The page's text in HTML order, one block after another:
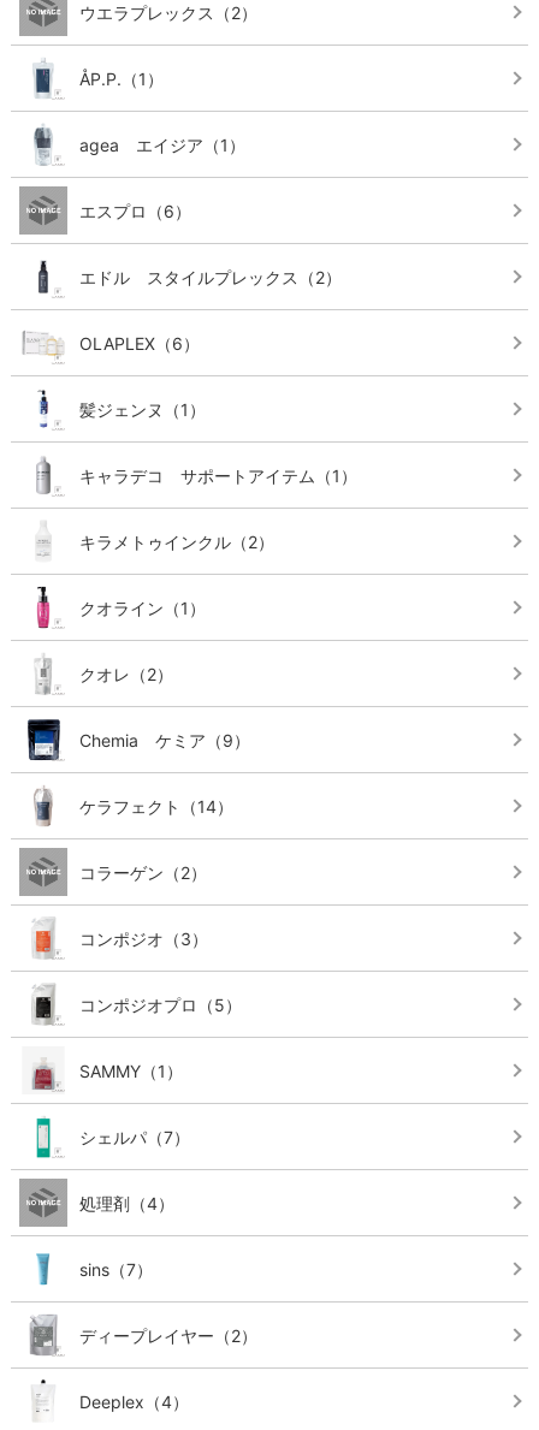
ウエラプレックス （2）
ÅP.P. （1）
agea エイジア （1）
エスプロ （6）
エドル スタイルプレックス （2）
OLAPLEX（6）
髪ジェンヌ （1）
キャラデコ サポートアイテム （1）
キラメトゥインクル（2）
クオライン （1）
クオレ （2）
Chemia ケミア （9）
ケラフェクト （14）
コラーゲン （2）
コンポジオ （3）
コンポジオプロ （5）
SAMMY（1）
シェルパ（7）
処理剤 （4）
sins（7）
ディープレイヤー （2）
Deeplex （4）